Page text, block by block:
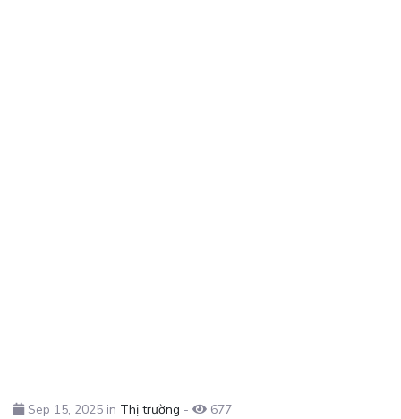
Sep 15, 2025 in Thị trường - 677